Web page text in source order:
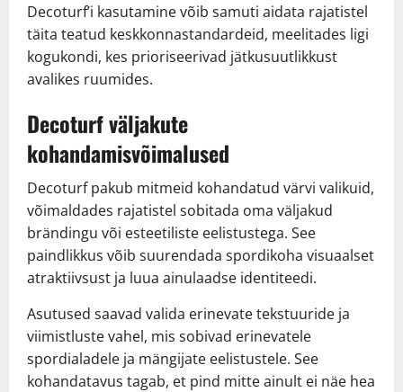
Decoturf’i kasutamine võib samuti aidata rajatistel
täita teatud keskkonnastandardeid, meelitades ligi
kogukondi, kes prioriseerivad jätkusuutlikkust
avalikes ruumides.
Decoturf väljakute
kohandamisvõimalused
Decoturf pakub mitmeid kohandatud värvi valikuid,
võimaldades rajatistel sobitada oma väljakud
brändingu või esteetiliste eelistustega. See
paindlikkus võib suurendada spordikoha visuaalset
atraktiivsust ja luua ainulaadse identiteedi.
Asutused saavad valida erinevate tekstuuride ja
viimistluste vahel, mis sobivad erinevatele
spordialadele ja mängijate eelistustele. See
kohandatavus tagab, et pind mitte ainult ei näe hea